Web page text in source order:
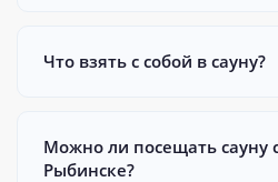
Что взять с собой в сауну?
Можно ли посещать сауну
Рыбинске?